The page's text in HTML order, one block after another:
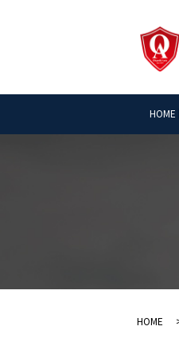
HOME
HOME